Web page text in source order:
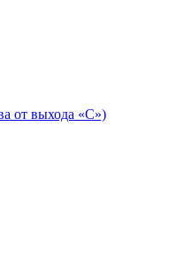
от выхода «С»)